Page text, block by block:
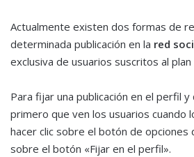
Actualmente existen dos formas de
determinada publicación en la red
exclusiva de usuarios suscritos al
Para fijar una publicación en el perfil
primero que ven los usuarios cuando
hacer clic sobre el botón de opciones
sobre el botón «Fijar en el perfil».